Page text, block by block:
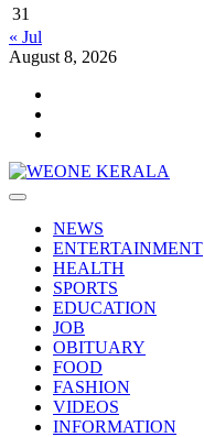
31
« Jul
August 8, 2026
Primary
NEWS
ENTERTAINMENT
HEALTH
SPORTS
EDUCATION
JOB
OBITUARY
FOOD
FASHION
VIDEOS
INFORMATION